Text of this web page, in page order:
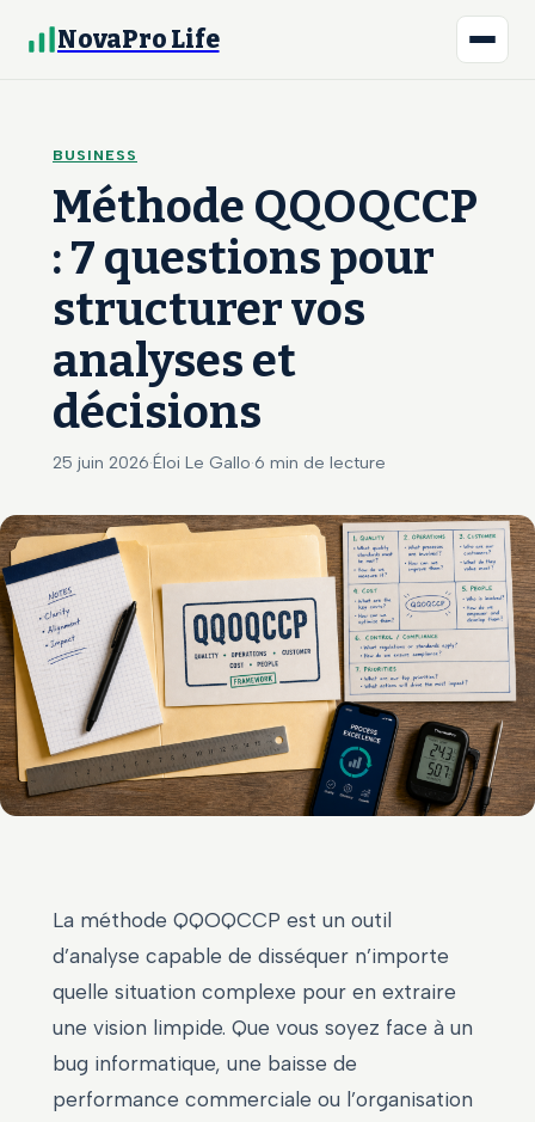
NovaPro Life
BUSINESS
Méthode QQOQCCP
: 7 questions pour
structurer vos
analyses et
décisions
25 juin 2026·Éloi Le Gallo·6 min de lecture
La méthode QQOQCCP est un outil
d’analyse capable de disséquer n’importe
quelle situation complexe pour en extraire
une vision limpide. Que vous soyez face à un
bug informatique, une baisse de
performance commerciale ou l’organisation